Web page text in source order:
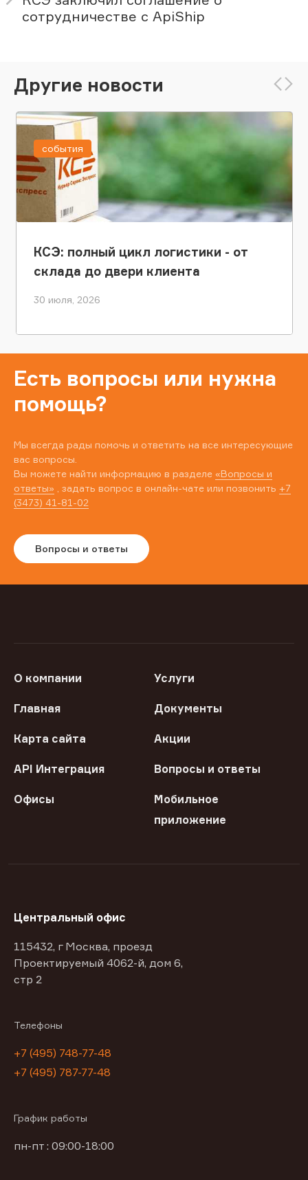
сотрудничестве с ApiShip
Другие новости
КСЭ: полный цикл логистики - от
склада до двери клиента
30 июля, 2026
события
Есть вопросы или нужна
помощь?
Мы всегда рады помочь и ответить на все интересующие
вас вопросы.
Вы можете найти информацию в разделе «Вопросы и
ответы» , задать вопрос в онлайн-чате или позвонить +7
(3473) 41-81-02
Вопросы и ответы
О компании Услуги
Главная Документы
Карта сайта Акции
API Интеграция Вопросы и ответы
Офисы
Мобильное
приложение
Центральный офис
115432, г Москва, проезд
Проектируемый 4062-й, дом 6,
стр 2
Телефоны
+7 (495) 748-77-48
+7 (495) 787-77-48
График работы
пн-пт : 09:00-18:00